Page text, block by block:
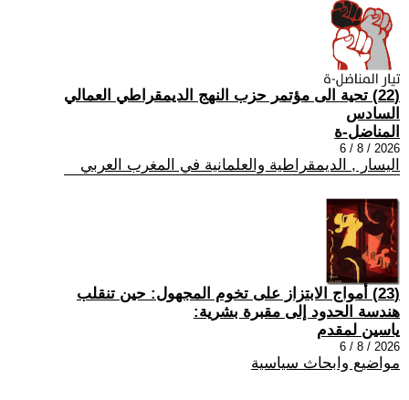
(22) تحية الى مؤتمر حزب النهج الديمقراطي العمالي
السادس
المناضل-ة
2026 / 8 / 6
اليسار , الديمقراطية والعلمانية في المغرب العربي
(23) أمواج الابتزاز على تخوم المجهول: حين تنقلب
هندسة الحدود إلى مقبرة بشرية:
ياسين لمقدم
2026 / 8 / 6
مواضيع وابحاث سياسية